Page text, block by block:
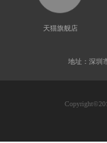
天猫旗舰店
地址：深圳